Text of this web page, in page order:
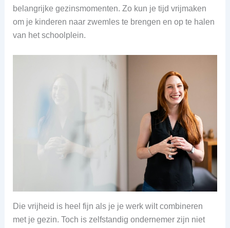
belangrijke gezinsmomenten. Zo kun je tijd vrijmaken
om je kinderen naar zwemles te brengen en op te halen
van het schoolplein.
Die vrijheid is heel fijn als je je werk wilt combineren
met je gezin. Toch is zelfstandig ondernemer zijn niet